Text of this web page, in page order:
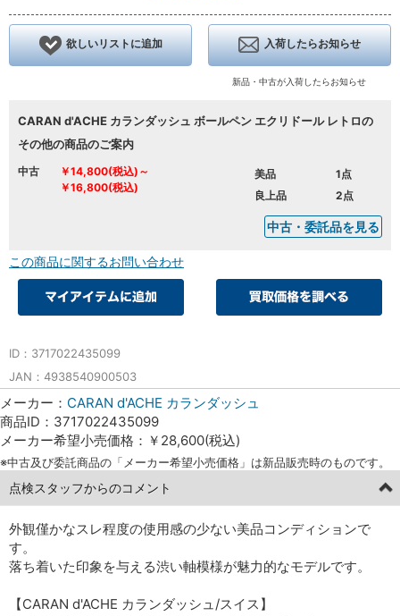
欲しいリストに追加 入荷したらお知らせ
新品・中古が入荷したらお知らせ
CARAN d'ACHE カランダッシュ ボールペン エクリドール レトロの
その他の商品のご案内
中古
￥14,800(税込)～
￥16,800(税込)
美品
1点
良上品
2点
中古・委託品を見る
この商品に関するお問い合わせ
ID：3717022435099
JAN：4938540900503
メーカー： CARAN d'ACHE カランダッシュ
商品ID：3717022435099
メーカー希望小売価格：￥28,600(税込)
※中古及び委託商品の「メーカー希望小売価格」は新品販売時のものです。
点検スタッフからのコメント
外観僅かなスレ程度の使用感の少ない美品コンディションで
す。
落ち着いた印象を与える渋い軸模様が魅力的なモデルです。
【CARAN d'ACHE カランダッシュ/スイス】